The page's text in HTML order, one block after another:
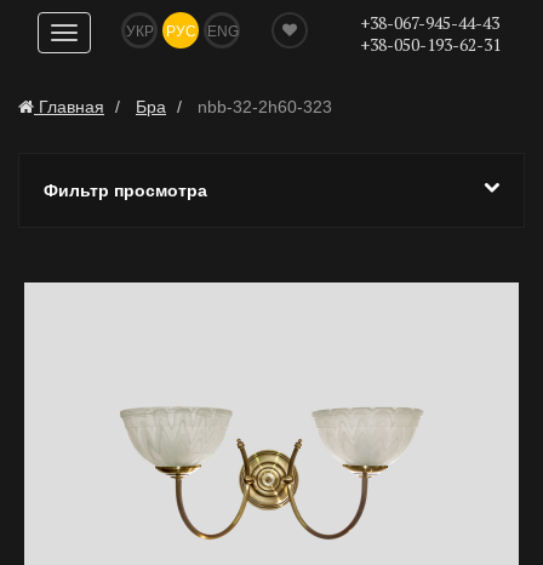
Показать
навигацию
УКР РУС ENG
+38-067-945-44-43
+38-050-193-62-31
Главная Бра nbb-32-2h60-323
Фильтр просмотра